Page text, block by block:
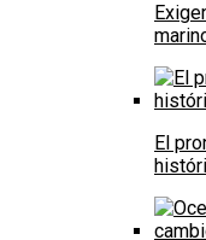
El